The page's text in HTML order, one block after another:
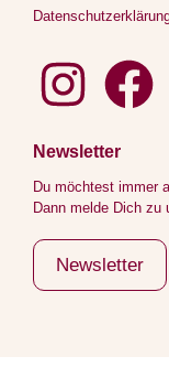
Newsletter
Du möchtest immer
Dann melde Dich zu
Newsletter